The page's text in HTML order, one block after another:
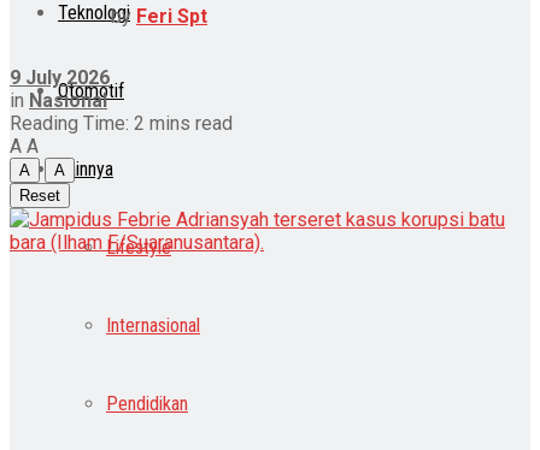
Teknologi
Otomotif
Lainnya
Lifestyle
Internasional
Pendidikan
by Feri Spt
9 July 2026
in Nasional
Reading Time: 2 mins read
A A
A
A
Reset